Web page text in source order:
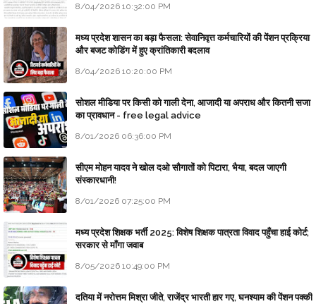
8/04/2026 10:32:00 PM
मध्य प्रदेश शासन का बड़ा फैसला: सेवानिवृत्त कर्मचारियों की पेंशन प्रक्रिया
और बजट कोडिंग में हुए क्रांतिकारी बदलाव
8/04/2026 10:20:00 PM
सोशल मीडिया पर किसी को गाली देना, आजादी या अपराध और कितनी सजा
का प्रावधान - free legal advice
8/01/2026 06:36:00 PM
सीएम मोहन यादव ने खोल दओ सौगातों को पिटारा, भैया, बदल जाएगी
संस्कारधानी!
8/01/2026 07:25:00 PM
मध्य प्रदेश शिक्षक भर्ती 2025: विशेष शिक्षक पात्रता विवाद पहुँचा हाई कोर्ट;
सरकार से माँगा जवाब
8/05/2026 10:49:00 PM
दतिया में नरोत्तम मिश्रा जीते, राजेंद्र भारती हार गए, घनश्याम की पेंशन पक्की